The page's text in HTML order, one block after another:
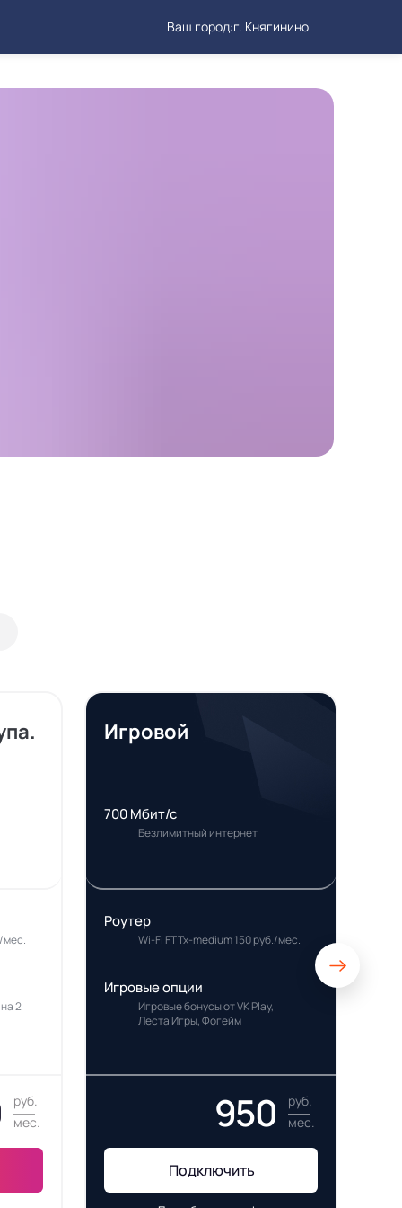
Ваш город:г. Княгинино
мес.
2
руб.
мес.
Игровой
700 Мбит/с
Безлимитный интернет
Роутер
Wi-Fi FTTx-medium 150 руб./мес.
Игровые опции
Игровые бонусы от VK Play,
Леста Игры, Фогейм
950
руб.
мес.
Подключить